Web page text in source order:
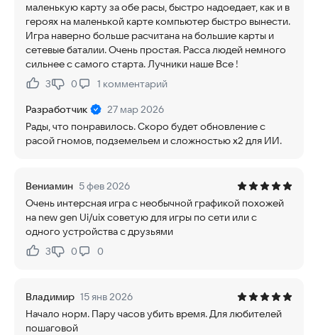
маленькую карту за обе расы, быстро надоедает, как и в
героях на маленькой карте компьютер быстро вынести.
Игра наверно больше расчитана на большие карты и
сетевые баталии. Очень простая. Расса людей немного
сильнее с самого старта. Лучники наше Все !
Нравится:
3Не нравится:
0 1 комментарий
Разработчик
27 мар 2026
Рады, что понравилось. Скоро будет обновление с
расой гномов, подземельем и сложностью x2 для ИИ.
Вениамин 5 фев 2026
Очень интерсная игра с необычной графикой похожей
на new gen Ui/uix советую для игры по сети или с
одного устройства с друзьями
Нравится:
3Не нравится:
0 0
Владимир 15 янв 2026
Начало норм. Пару часов убить время. Для любителей
пошаговой